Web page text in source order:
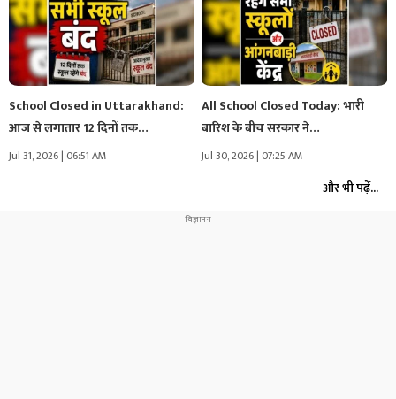
School Closed in Uttarakhand:
आज से लगातार 12 दिनों तक…
Jul 31, 2026 | 06:51 AM
All School Closed Today: भारी
बारिश के बीच सरकार ने…
Jul 30, 2026 | 07:25 AM
और भी पढ़ें...